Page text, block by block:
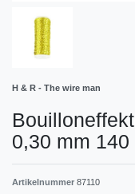
H & R - The wire man
0,30 mm 140
Artikelnummer 87110